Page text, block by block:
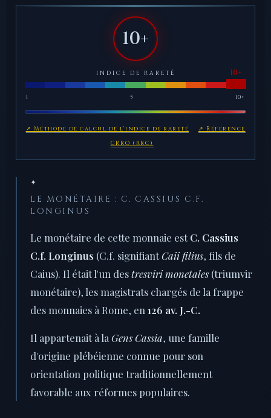
10+
INDICE DE RARETÉ
1 5 10+
↗ Méthode de calcul de l'indice de rareté
↗ Référence
CRRO (RRC)
✦
LE MONÉTAIRE : C. CASSIUS C.F.
LONGINUS
Le monétaire de cette monnaie estC. Cassius
C.f. Longinus (C.f. signifiantCaii filius, fils de
Caius). Il était l'un destresviri monetales (triumvir
monétaire), les magistrats chargés de la frappe
des monnaies à Rome, en 126 av. J.-C.
Il appartenait à la Gens Cassia, une famille
d'origine plébéienne connue pour son
orientation politique traditionnellement
favorable aux réformes populaires.